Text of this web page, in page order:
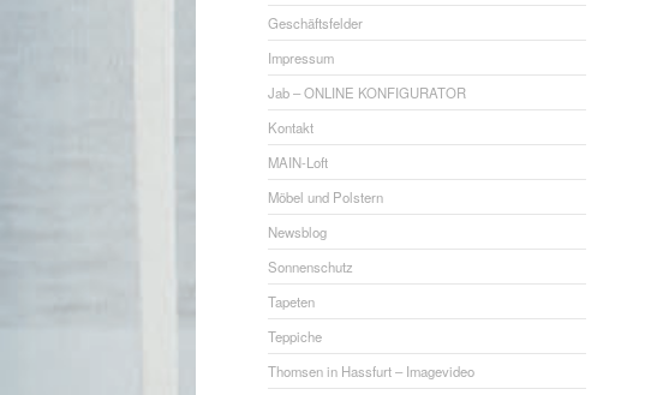
Geschäftsfelder
Impressum
Jab – ONLINE KONFIGURATOR
Kontakt
MAIN-Loft
Möbel und Polstern
Newsblog
Sonnenschutz
Tapeten
Teppiche
Thomsen in Hassfurt – Imagevideo